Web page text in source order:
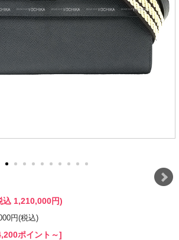
込 1,210,000円)
円(税込)
ポイント～]